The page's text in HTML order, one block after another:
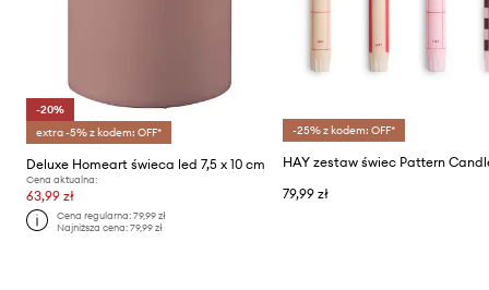
-20%
extra -5% z kodem: OFF*
Deluxe Homeart świeca led 7,5 x 10 cm
Cena aktualna:
63,99 zł
Cena regularna:79,99 zł
Najniższa cena:79,99 zł
-25% z kodem: OFF*
79,99 zł